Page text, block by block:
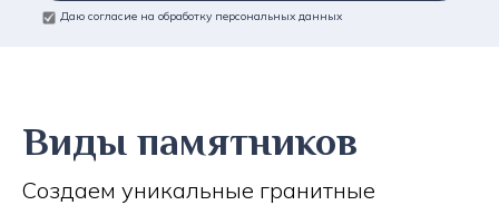
Даю согласие на обработку персональных данных
Виды памятников
Создаем уникальные гранитные